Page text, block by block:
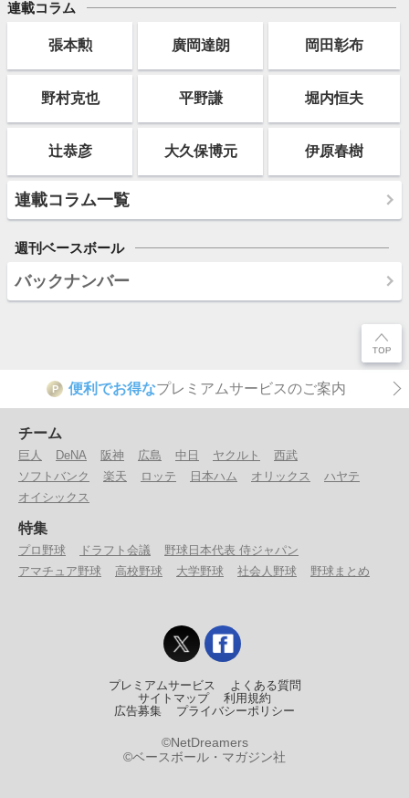
連載コラム
張本勲 廣岡達朗 岡田彰布
野村克也 平野謙 堀内恒夫
辻恭彦 大久保博元 伊原春樹
連載コラム一覧
週刊ベースボール
バックナンバー
P 便利でお得なプレミアムサービスのご案内
チーム
巨人 DeNA 阪神 広島 中日 ヤクルト
西武
ソフトバンク
楽天 ロッテ 日本ハム オリックス
ハヤテ
オイシックス
特集
プロ野球 ドラフト会議
野球日本代表 侍ジャパン
アマチュア野球
高校野球 大学野球 社会人野球 野球まとめ
プレミアムサービス
よくある質問
サイトマップ
利用規約
広告募集
プライバシーポリシー
©NetDreamers
©ベースボール・マガジン社